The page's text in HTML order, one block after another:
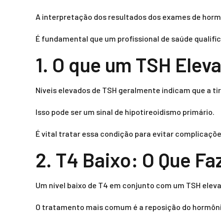
A interpretação dos resultados dos exames de
É fundamental que um profissional de saúde
1. O que um TSH
Níveis elevados de TSH geralmente indicam que a
Isso pode ser um sinal de hipotireoidismo primário.
É vital tratar essa condição para evitar
2. T4 Baixo: O Que
Um nível baixo de T4 em conjunto com um TSH
O tratamento mais comum é a reposição do